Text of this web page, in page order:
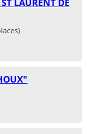
LAURENT DE